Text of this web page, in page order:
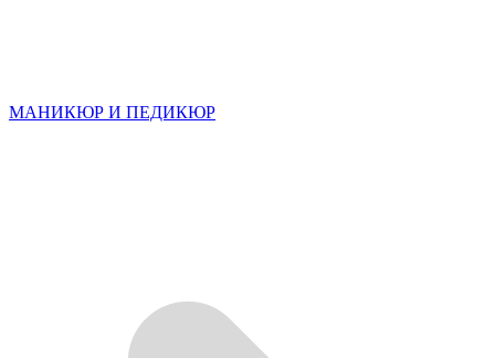
МАНИКЮР И ПЕДИКЮР